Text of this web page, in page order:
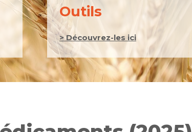
Outils
> Découvrez-les ici